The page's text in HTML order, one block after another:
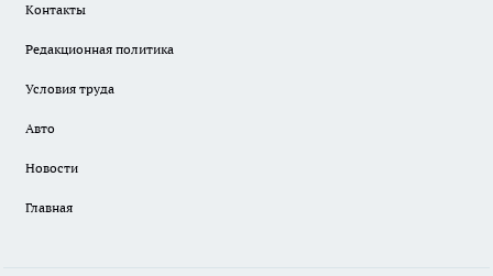
Контакты
Редакционная политика
Условия труда
Авто
Новости
Главная